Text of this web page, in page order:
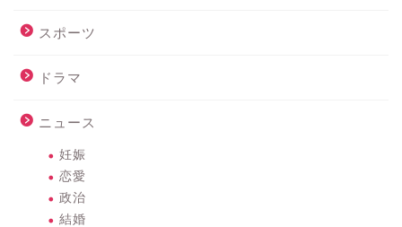
スポーツ
ドラマ
ニュース
妊娠
恋愛
政治
結婚